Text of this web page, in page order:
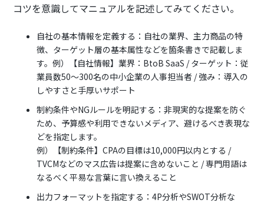
コツを意識してマニュアルを記述してみてください。
自社の基本情報を定義する：自社の業界、主力商品の特
徴、ターゲット層の基本属性などを箇条書きで記載しま
す。例）【自社情報】業界：BtoB SaaS / ターゲット：従
業員数50〜300名の中小企業の人事担当者 / 強み：導入の
しやすさと手厚いサポート
制約条件やNGルールを明記する：非現実的な提案を防ぐ
ため、予算感や利用できないメディア、避けるべき表現な
どを指定します。
例）【制約条件】CPAの目標は10,000円以内とする /
TVCMなどのマス広告は提案に含めないこと / 専門用語は
なるべく平易な言葉に言い換えること
出力フォーマットを指定する：4P分析やSWOT分析な